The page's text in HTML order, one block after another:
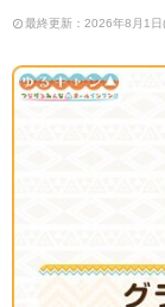
最終更新：2026年8月1日